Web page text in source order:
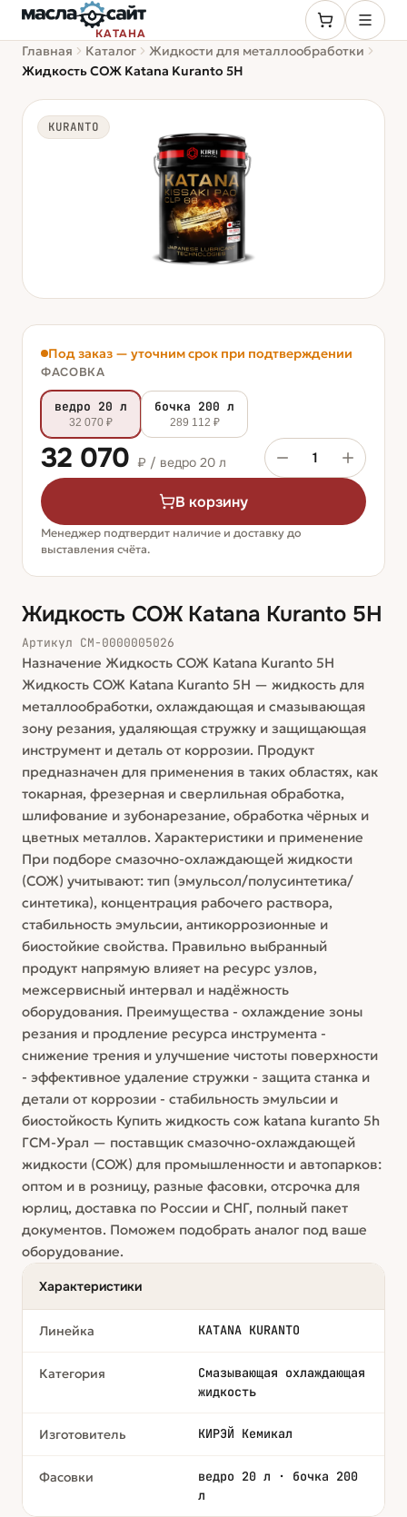
КАТАНА
Главная Каталог
Жидкости для металлообработки
Жидкость СОЖ Katana Kuranto 5H
KURANTO
Жидкость СОЖ Katana Kuranto 5H
Артикул СМ-0000005026
Назначение Жидкость СОЖ Katana Kuranto 5H
Жидкость СОЖ Katana Kuranto 5H — жидкость для
металлообработки, охлаждающая и смазывающая
зону резания, удаляющая стружку и защищающая
инструмент и деталь от коррозии. Продукт
предназначен для применения в таких областях, как
токарная, фрезерная и сверлильная обработка,
шлифование и зубонарезание, обработка чёрных и
цветных металлов. Характеристики и применение
При подборе смазочно-охлаждающей жидкости
(СОЖ) учитывают: тип (эмульсол/полусинтетика/
синтетика), концентрация рабочего раствора,
стабильность эмульсии, антикоррозионные и
биостойкие свойства. Правильно выбранный
продукт напрямую влияет на ресурс узлов,
межсервисный интервал и надёжность
оборудования. Преимущества - охлаждение зоны
резания и продление ресурса инструмента -
снижение трения и улучшение чистоты поверхности
- эффективное удаление стружки - защита станка и
детали от коррозии - стабильность эмульсии и
биостойкость Купить жидкость сож katana kuranto 5h
ГСМ-Урал — поставщик смазочно-охлаждающей
жидкости (СОЖ) для промышленности и автопарков:
оптом и в розницу, разные фасовки, отсрочка для
юрлиц, доставка по России и СНГ, полный пакет
документов. Поможем подобрать аналог под ваше
оборудование.
Характеристики
Линейка KATANA KURANTO
Категория
Смазывающая охлаждающая
жидкость
Изготовитель КИРЭЙ Кемикал
Фасовки
ведро 20 л · бочка 200
л
Под заказ — уточним срок при подтверждении
ФАСОВКА
ведро 20 л
32 070 ₽
бочка 200 л
289 112 ₽
32 070 ₽ / ведро 20 л 1
В корзину
Менеджер подтвердит наличие и доставку до
выставления счёта.